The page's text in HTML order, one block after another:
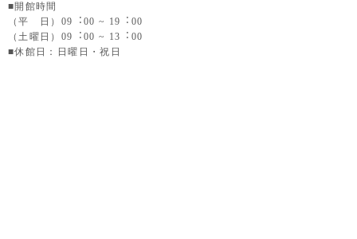
■開館時間
（平 日）09︓00 ~ 19︓00
（土曜日）09︓00 ~ 13︓00
■休館日：日曜日・祝日